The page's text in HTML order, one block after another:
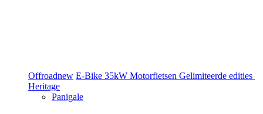
Offroadnew E-Bike 35kW Motorfietsen Gelimiteerde edities
Heritage
Panigale